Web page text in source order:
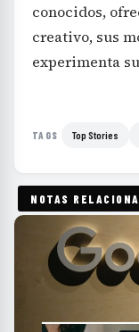
conocidos,
creativo, sus
experimenta
TAGS Top Stories
NOTAS